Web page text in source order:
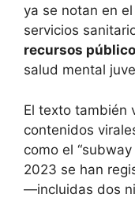
ya se notan en
servicios
recursos
salud mental
El texto también
contenidos
como el
2023 se han
—incluidas dos